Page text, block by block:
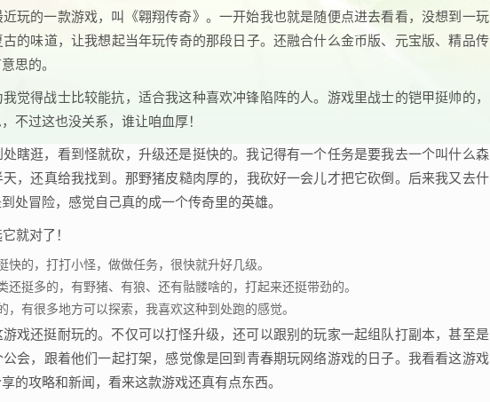
玩的一款游戏，叫《翱翔传奇》。一开始我也就是随便点进去看看，没想到一玩
的味道，让我想起当年玩传奇的那段日子。还融合什么金币版、元宝版、精品传
思的。
觉得战士比较能抗，适合我这种喜欢冲锋陷阵的人。游戏里战士的铠甲挺帅的，
不过这也没关系，谁让咱血厚！
瞎逛，看到怪就砍，升级还是挺快的。我记得有一个任务是要我去一个叫什么森
，还真给我找到。那野猪皮糙肉厚的，我砍好一会儿才把它砍倒。后来我又去什
处冒险，感觉自己真的成一个传奇里的英雄。
快的，打打小怪，做做任务，很快就升好几级。
还挺多的，有野猪、有狼、还有骷髅啥的，打起来还挺带劲的。
，有很多地方可以探索，我喜欢这种到处跑的感觉。
戏还挺耐玩的。不仅可以打怪升级，还可以跟别的玩家一起组队打副本，甚至是
会，跟着他们一起打架，感觉像是回到青春期玩网络游戏的日子。我看看这游戏
的攻略和新闻，看来这款游戏还真有点东西。